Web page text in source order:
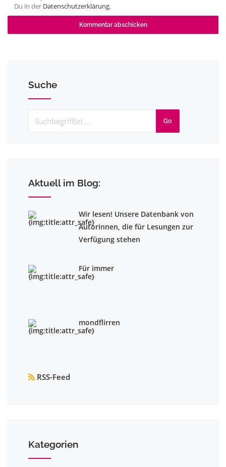
Du in der Datenschutzerklärung.
Suche
Go
Aktuell im Blog:
Wir lesen! Unsere Datenbank von
Autorinnen, die für Lesungen zur
Verfügung stehen
Für immer
mondflirren
RSS-Feed
Kategorien